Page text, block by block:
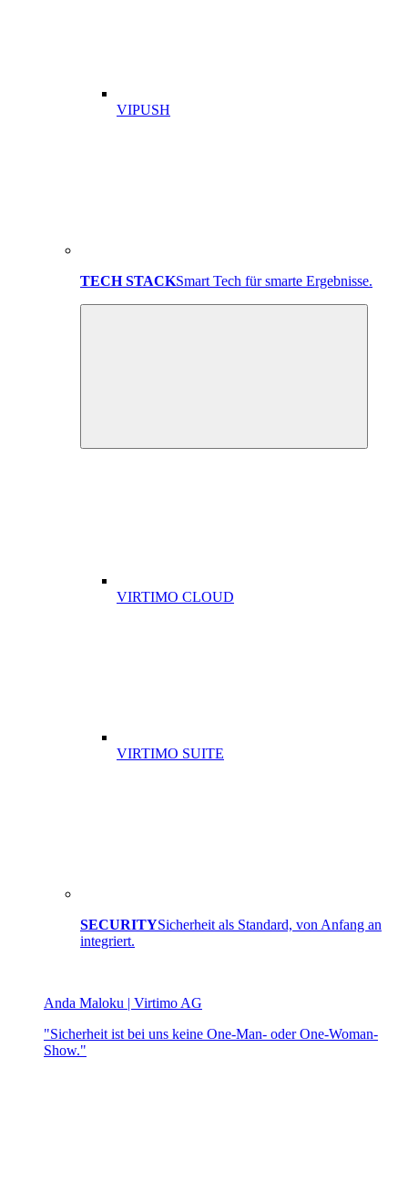
VIPUSH
TECH STACKSmart Tech für smarte Ergebnisse.
VIRTIMO CLOUD
VIRTIMO SUITE
SECURITYSicherheit als Standard, von Anfang an
integriert.
Anda Maloku | Virtimo AG
"Sicherheit ist bei uns keine One-Man- oder One-Woman-
Show."